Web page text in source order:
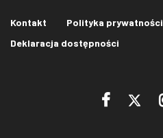
Kontakt Polityka prywatności
Deklaracja dostępności